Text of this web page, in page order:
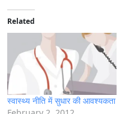
d
i
n
g
Related
स्वास्थ्य नीति में सुधार की आवश्यकता